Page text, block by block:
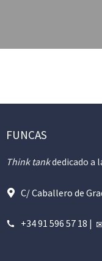
FUNCAS
Think tankdedicado a
C/ Caballero de
+34 91 596 57 18 |